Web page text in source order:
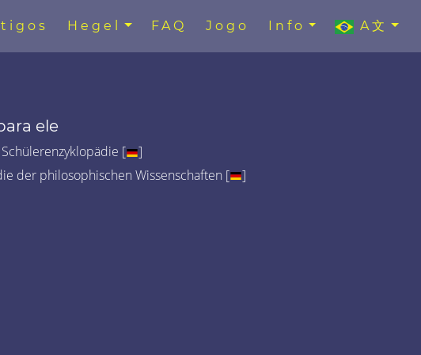
Hegel FAQ Jogo Info A文
ele
[
]
der philosophischen Wissenschaften [
]